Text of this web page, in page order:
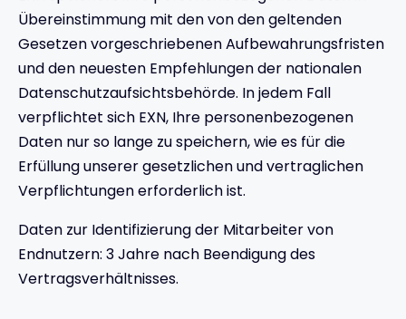
Übereinstimmung mit den von den geltenden
Gesetzen vorgeschriebenen Aufbewahrungsfristen
und den neuesten Empfehlungen der nationalen
Datenschutzaufsichtsbehörde. In jedem Fall
verpflichtet sich EXN, Ihre personenbezogenen
Daten nur so lange zu speichern, wie es für die
Erfüllung unserer gesetzlichen und vertraglichen
Verpflichtungen erforderlich ist.
Daten zur Identifizierung der Mitarbeiter von
Endnutzern: 3 Jahre nach Beendigung des
Vertragsverhältnisses.